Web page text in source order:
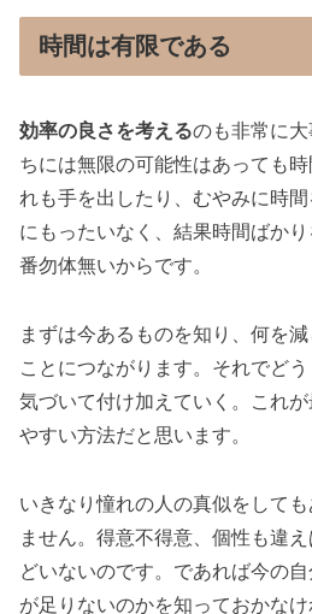
時間は有限である
効率の良さを考えるのも非常に
ちには無限の可能性はあっても
れも手を出したり、むやみに時
にもったいなく、結果時間ばか
番勿体無いからです。
まずは今あるものを知り、何を
ことにつながります。それでど
気づいて付け加えていく。これ
やすい方法だと思います。
いきなり憧れの人の真似をして
ません。得意不得意、個性も違
どいないのです。であれば今の
が足りないのかを知っておかな